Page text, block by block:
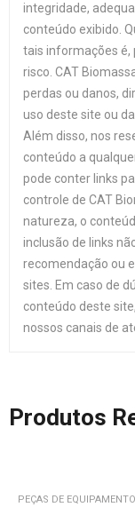
integridade,
conteúdo exibido.
tais informações é,
risco. CAT
perdas ou danos,
uso deste site ou
Além disso, nos
conteúdo a
pode conter links
controle de CAT
natureza, o
inclusão de links
recomendação ou
sites. Em caso de
conteúdo deste
nossos canais de
Produtos
PEÇAS DE